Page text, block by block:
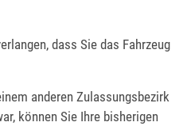
dass Sie das Fahrzeug
anderen Zulassungsbezirk
können Sie Ihre bisherigen